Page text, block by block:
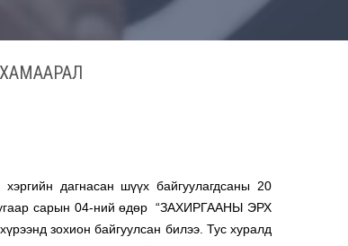
дагнасан шүүх байгуулагдсаны 20
сарын 04-ний өдөр “ЗАХИРГААНЫ ЭРХ
зохион байгуулсан билээ. Тус хуралд